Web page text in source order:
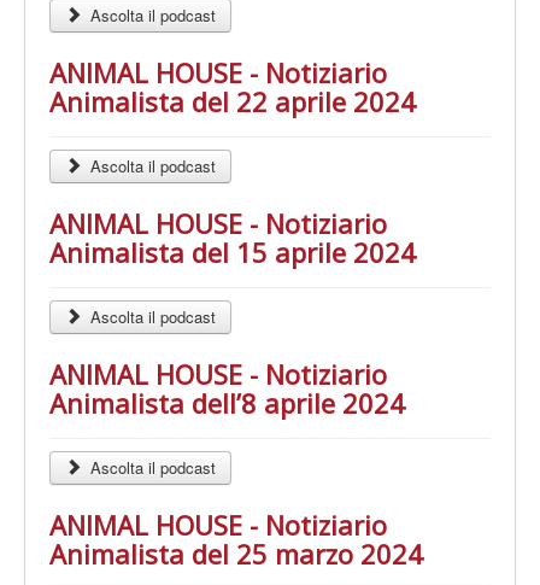
Ascolta il podcast
ANIMAL HOUSE - Notiziario
Animalista del 22 aprile 2024
Ascolta il podcast
ANIMAL HOUSE - Notiziario
Animalista del 15 aprile 2024
Ascolta il podcast
ANIMAL HOUSE - Notiziario
Animalista dell’8 aprile 2024
Ascolta il podcast
ANIMAL HOUSE - Notiziario
Animalista del 25 marzo 2024